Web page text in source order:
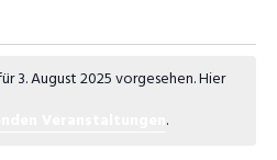
3. August 2025 vorgesehen. Hier
.